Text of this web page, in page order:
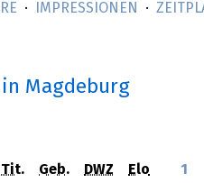
IMPRESSIONEN
in Magdeburg
Tit. Geb. DWZ Elo 1